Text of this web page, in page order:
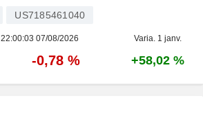
US7185461040
22:00:03 07/08/2026 Varia. 1 janv.
-0,78 % +58,02 %